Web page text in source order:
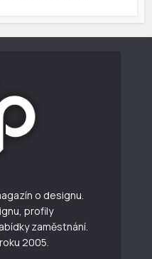
o designu.
profily
zaměstnání.
2005.